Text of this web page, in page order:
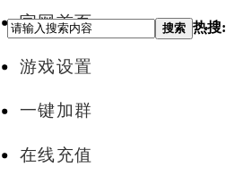
官网首页
游戏设置
一键加群
在线充值
搜索 热搜: